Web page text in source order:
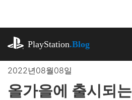
로
뛰
PlayStation.Blog
2022년08월08일
올가을에 출시되는